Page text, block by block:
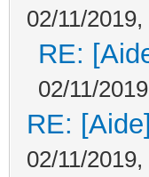
02/11/
RE:
02/11/
RE:
02/11/